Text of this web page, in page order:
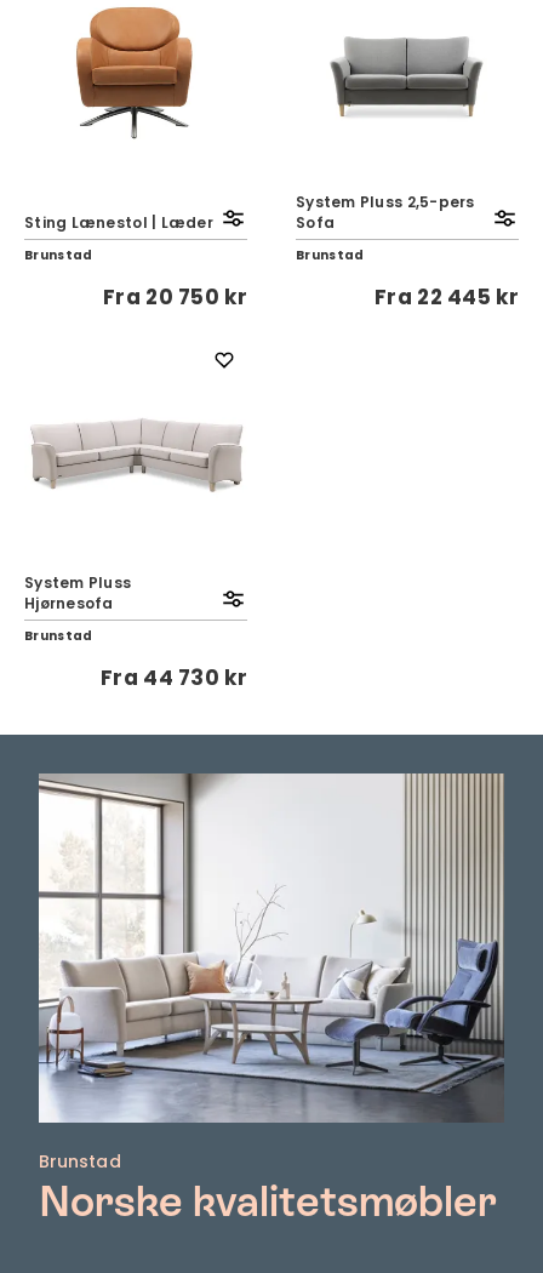
Sting Lænestol | Læder
Brunstad
Fra 20 750 kr
System Pluss 2,5-pers
Sofa
Brunstad
Fra 22 445 kr
System Pluss
Hjørnesofa
Brunstad
Fra 44 730 kr
Brunstad
Norske kvalitetsmøbler